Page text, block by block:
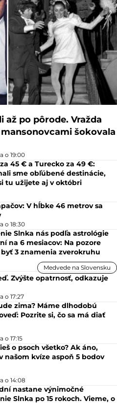
až po pôrode. Vražda
šokovala
o 19:00
45 € a Turecko za 49 €:
sme obľúbené destinácie,
tu užijete aj v októbri
V hĺbke 46 metrov sa
o 18:30
Slnka nás podľa astrológie
na 6 mesiacov: Na pozore
3 znamenia zverokruhu
Medvede na Slovensku
Zvýšte opatrnosť, odkazuje
o 17:27
zima? Máme dlhodobú
Pozrite si, čo sa má diať
o 17:15
o psoch všetko? Ak áno,
našom kvíze aspoň 5 bodov
o 14:08
nastane výnimočné
Slnka po 15 rokoch. Vieme, o